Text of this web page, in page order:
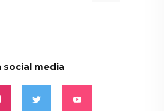
social media